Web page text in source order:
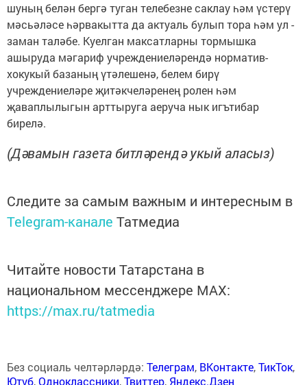
шуның белән бергә туган телебезне саклау һәм үстерү
мәсьәләсе һәрвакытта да актуаль булып тора һәм ул -
заман таләбе. Куелган максатларны тормышка
ашыруда мәгариф учреждениеләрендә норматив-
хокукый базаның үтәлешенә, белем бирү
учреждениеләре җитәкчеләренең ролен һәм
җаваплылыгын арттыруга аеруча нык игътибар
бирелә.
(Дәвамын газета битләрендә укый аласыз)
Следите за самым важным и интересным в
Telegram-канале Татмедиа
Читайте новости Татарстана в
национальном мессенджере MАХ:
https://max.ru/tatmedia
Без социаль челтәрләрдә: Телеграм, ВКонтакте,ТикТок,
Ютуб,Одноклассники,Твиттер, Яндекс.Дзен